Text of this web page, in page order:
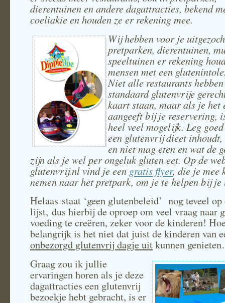
dierentuinen en andere dagattracties, bekend
coeliakie en houden ze er rekening mee.
Wij hebben voor je
pretparken, dierentuinen,
speeltuinen er rekening
mensen met een
Niet alle restaurants hebben
standaard glutenvrije
kaart staan, maar als je het
aangeeft bij je reservering,
heel veel mogelijk. Leg
een glutenvrij dieet
en niet mag eten en wat de
zijn als je wel per ongeluk gluten eet. Op de
glutenvrij.nl vind je een gratis flyer, die je mee
nemen naar het pretpark, om je te helpen bij
Helaas staat ‘geen glutenbeleid’ nog teveel op
lijst, dus hierbij de oproep om veel vraag naar
voeding te creëren, zeker voor de kinderen!
belangrijk is het niet dat juist de kinderen van
onbezorgd glutenvrij dagje uitkunnen
Graag zou ik jullie
ervaringen horen als je deze
dagattracties een glutenvrij
bezoekje hebt gebracht, is er